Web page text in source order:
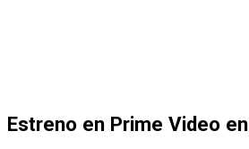
Estreno en Prime Video